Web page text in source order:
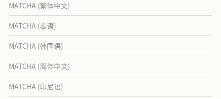
MATCHA (繁体中文)
MATCHA (泰语)
MATCHA (韩国语)
MATCHA (简体中文)
MATCHA (印尼语)